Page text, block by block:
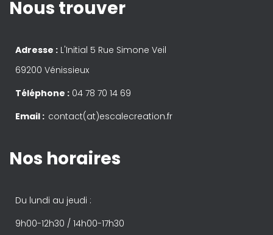
Nous trouver
Adresse : L'Initial 5 Rue Simone Veil
69200 Vénissieux
Téléphone : 04 78 70 14 69
Email : contact(at)escalecreation.fr
Nos horaires
Du lundi au jeudi :
9h00-12h30 / 14h00-17h30